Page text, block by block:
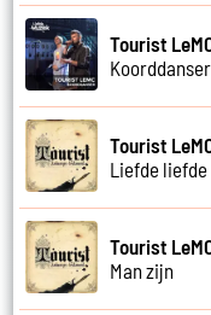
Tourist
Koorddanser
Tourist
Liefde liefde
Tourist
Man zijn